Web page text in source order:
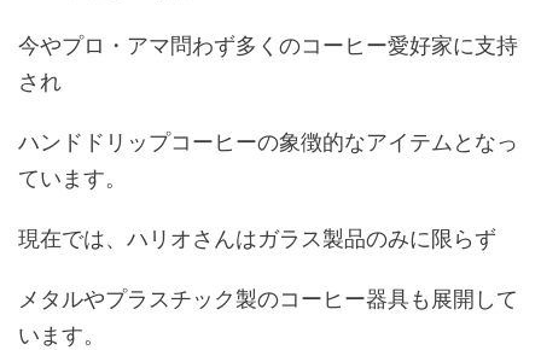
今やプロ・アマ問わず多くのコーヒー愛好家に支持
され
ハンドドリップコーヒーの象徴的なアイテムとなっ
ています。
現在では、ハリオさんはガラス製品のみに限らず
メタルやプラスチック製のコーヒー器具も展開して
います。